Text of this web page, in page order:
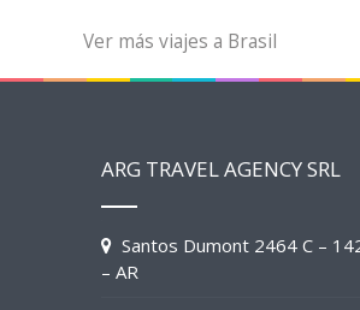
Ver más viajes a Brasil
ARG TRAVEL AGENCY SRL
Santos Dumont 2464 C –
– AR